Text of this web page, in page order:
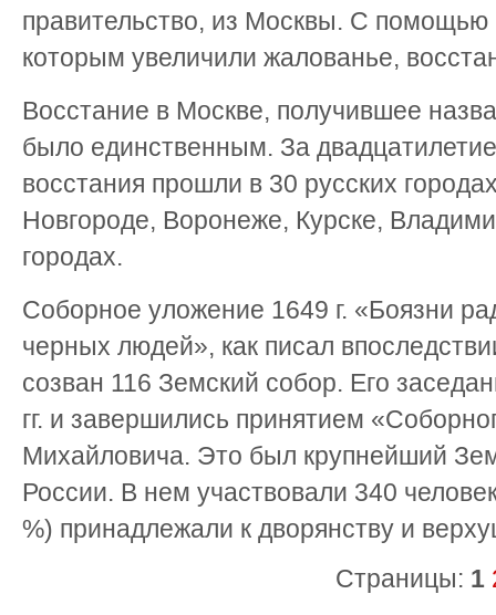
правительство, из Москвы. С помощью
которым увеличили жалованье,
Восстание в Москве, получившее
было единственным. За
восстания прошли в 30 русских
Новгороде, Воронеже, Курске,
городах.
Соборное уложение 1649 г. «Боязни
черных людей», как писал
созван 116 Земский собор. Его
гг. и завершились принятием
Михайловича. Это был крупнейший
России. В нем участвовали 340
%) принадлежали к дворянству и
Страницы: 1